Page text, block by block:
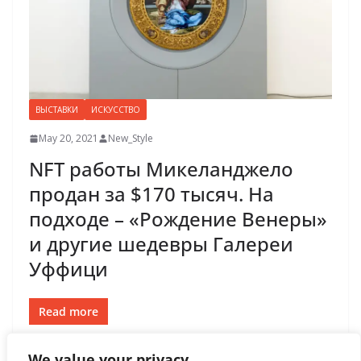
ВЫСТАВКИ ИСКУССТВО
May 20, 2021 New_Style
NFT работы Микеланджело
продан за $170 тысяч. На
подходе – «Рождение Венеры»
и другие шедевры Галереи
Уффици
Read more